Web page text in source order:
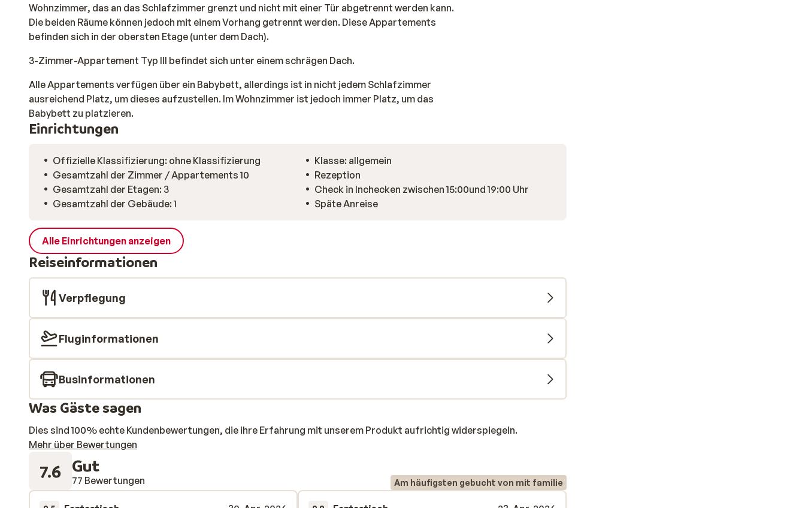
Wohnzimmer, das an das Schlafzimmer grenzt und nicht mit einer Tür abgetrennt werden kann.
Die beiden Räume können jedoch mit einem Vorhang getrennt werden. Diese Appartements
befinden sich in der obersten Etage (unter dem Dach).
3-Zimmer-Appartement Typ III befindet sich unter einem schrägen Dach.
Alle Appartements verfügen über ein Babybett, allerdings ist in nicht jedem Schlafzimmer
ausreichend Platz, um dieses aufzustellen. Im Wohnzimmer ist jedoch immer Platz, um das
Babybett zu platzieren.
Einrichtungen
Offizielle Klassifizierung: ohne Klassifizierung
Gesamtzahl der Zimmer / Appartements 10
Gesamtzahl der Etagen: 3
Gesamtzahl der Gebäude: 1
Klasse: allgemein
Rezeption
Check in Inchecken zwischen 15:00und 19:00 Uhr
Späte Anreise
Alle Einrichtungen anzeigen
Reiseinformationen
Verpflegung
Fluginformationen
Businformationen
Was Gäste sagen
Dies sind 100% echte Kundenbewertungen, die ihre Erfahrung mit unserem Produkt aufrichtig widerspiegeln.
Mehr über Bewertungen
7.6 Gut
77 Bewertungen Am häufigsten gebucht von mit familie